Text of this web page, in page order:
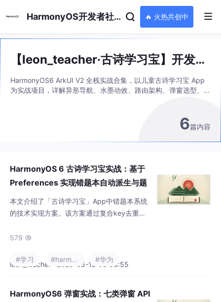
HarmonyOS开发者社区 🔥 火热共创中
【leon_teacher·古诗学习宝】开发实
战系列
HarmonyOS6 ArkUI V2 全栈实战合集，以儿童古诗学习宝 App
为实战项目，详解异形导航、水墨动效、路由架构、弹窗选型、本
6篇内容
HarmonyOS 6 古诗学习宝实战：基于
Preferences 实现错题本自动派生与题
级去重系统
本文介绍了「古诗学习宝」App中错题本系统
的技术实现方案。该方案通过复合key去重、
p常见的三个痛点问题：重复错题堆积、掌握
层：1)答题页面收集错题数据；2)RecordServi
展示。核心设计包括使用poem
579 
leon_teacher · 2026-05-18 09:38:55
#学习 #harmonyos #华为
HarmonyOS6 弹窗实战：七类弹窗 API